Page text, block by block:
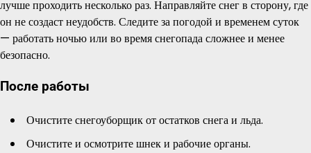
лучше проходить несколько раз. Направляйте снег в сторону, где
он не создаст неудобств. Следите за погодой и временем суток
— работать ночью или во время снегопада сложнее и менее
безопасно.
После работы
Очистите снегоуборщик от остатков снега и льда.
Очистите и осмотрите шнек и рабочие органы.